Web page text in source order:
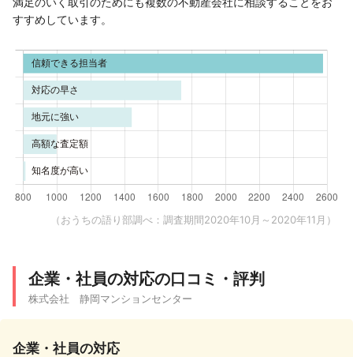
すすめしています。
（おうちの語り部調べ：調査期間2020年10月～2020年11月）
企業・社員の対応の口コミ・評判
株式会社 静岡マンションセンター
企業・社員の対応